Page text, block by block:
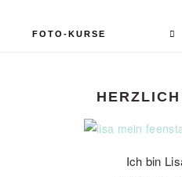
FOTO-KURSE
PRIMARY
SIDEBAR
Ich bin